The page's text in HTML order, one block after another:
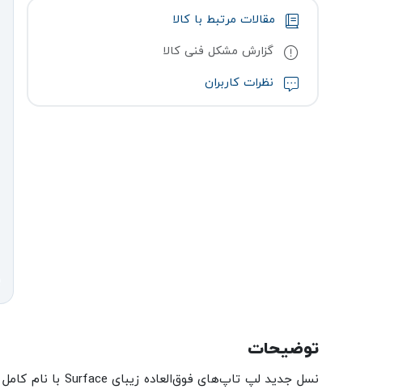
مقالات مرتبط با کالا
گزارش مشکل فنی کالا
نظرات کاربران
توضیحات